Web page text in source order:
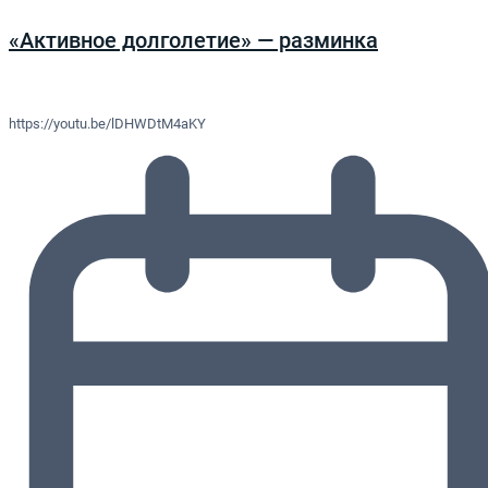
«Активное долголетие» — разминка
https://youtu.be/lDHWDtM4aKY